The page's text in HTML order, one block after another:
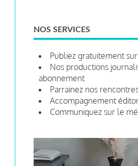
NOS SERVICES
Publiez gratuitement
Nos productions
abonnement
Parrainez nos
Accompagnement
Communiquez sur le